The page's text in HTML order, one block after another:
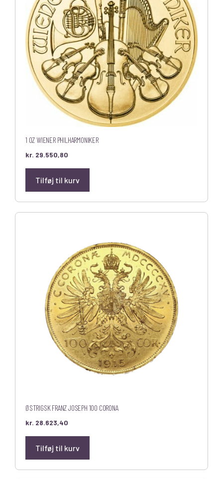
1 OZ WIENER PHILHARMONIKER
kr. 29.550,80
Tilføj til kurv
ØSTRIGSK FRANZ JOSEPH 100 CORONA
kr. 28.623,40
Tilføj til kurv